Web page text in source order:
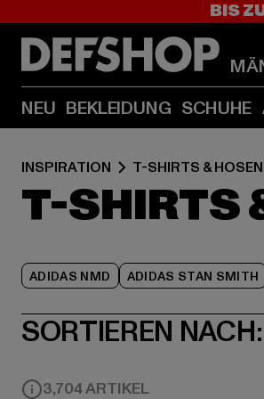
BIS
NEU BEKLEIDUNG SCHUHE
INSPIRATION T-SHIRTS & HOSEN
T-SHIRTS
ADIDAS NMD ADIDAS STAN SMITH
SORTIEREN NACH:
3,704 ARTIKEL